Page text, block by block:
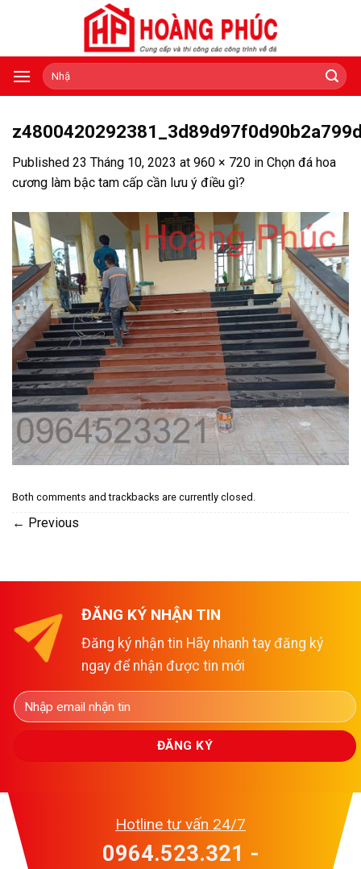
Tìm
kiếm:
Published 23 Tháng 10, 2023 at 960 × 720 in Chọn đá hoa
cương làm bậc tam cấp cần lưu ý điều gì?
Both comments and trackbacks are currently closed.
← Previous
ĐĂNG KÝ NHẬN TIN
Đăng ký nhận tin Hãy nhanh tay đăng ký
ngay để nhận được tin mới
Hotline tư vấn 24/7
0964.523.321 -